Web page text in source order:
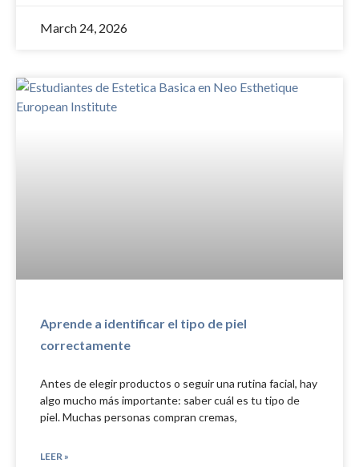
March 24, 2026
Aprende a identificar el tipo de piel
correctamente
Antes de elegir productos o seguir una rutina facial, hay
algo mucho más importante: saber cuál es tu tipo de
piel. Muchas personas compran cremas,
LEER »